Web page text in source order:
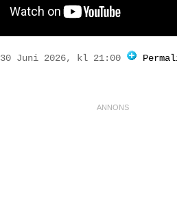
30 Juni 2026, kl 21:00